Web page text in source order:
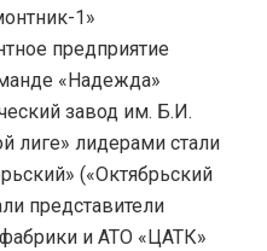
1»
предприятие
«Надежда»
завод им. Б.И.
лиге» лидерами стали
(«Октябрьский
представители
фабрики и АТО «ЦАТК»